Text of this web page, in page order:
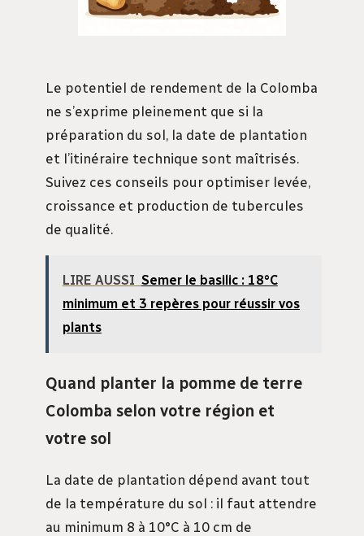
Le potentiel de rendement de la Colomba
ne s’exprime pleinement que si la
préparation du sol, la date de plantation
et l’itinéraire technique sont maîtrisés.
Suivez ces conseils pour optimiser levée,
croissance et production de tubercules
de qualité.
LIRE AUSSI Semer le basilic : 18°C
minimum et 3 repères pour réussir vos
plants
Quand planter la pomme de terre
Colomba selon votre région et
votre sol
La date de plantation dépend avant tout
de la température du sol : il faut attendre
au minimum 8 à 10°C à 10 cm de